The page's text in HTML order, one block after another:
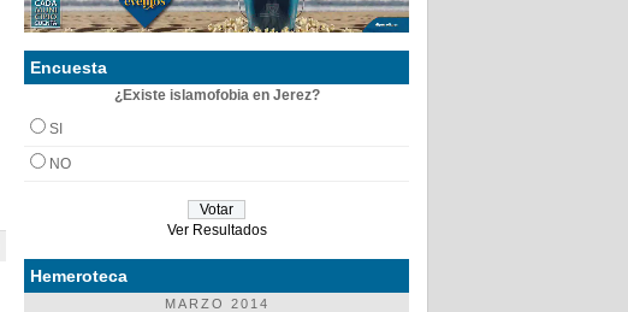
Encuesta
¿Existe islamofobia en Jerez?
SI
NO
Ver Resultados
Hemeroteca
MARZO 2014